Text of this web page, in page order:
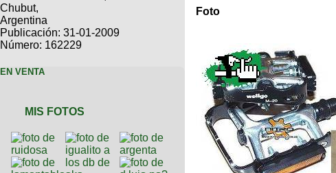
BMX
Ruta,
triatlon
De
todo
Ranking
Categorias
COMPRO
CANJE
Mi
Mis
Mis
Ventas
TÃ©cnica
MecÃ¡nica
Robadas
Calendario
Salidas
Operadores
de
viajes
de
viajes
Usuarios
Ãšltimos
Buscar
Amigos
Actividad
de
Amigos
Chubut,
Argentina
Publicación: 31-01-2009
Número: 162229
EN VENTA
MIS FOTOS
Foto